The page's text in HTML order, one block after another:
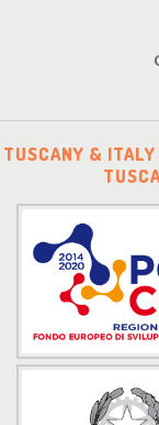
TUSCANY &